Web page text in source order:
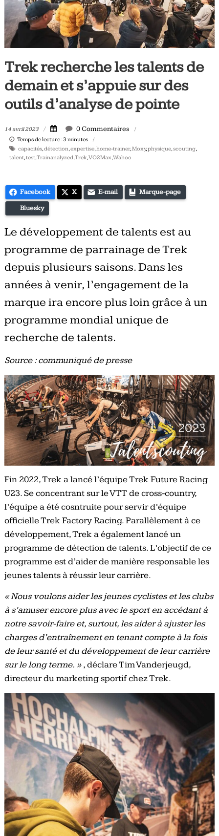
Tous
les
jours,
votre
vélo
et
triathlon
Trek recherche les talents de
demain et s’appuie sur des
outils d’analyse de pointe
14 avril 2023 0 Commentaires
Temps de lecture :3 minutes
capacités,détection,expertise,home-trainer,Moxy,physique,scouting,
talent,test,Trainanalyzed,Trek,VO2Max,Wahoo
Facebook X E-mail Marque-page
Bluesky
Le développement de talents est au
programme de parrainage de Trek
depuis plusieurs saisons. Dans les
années à venir, l’engagement de la
marque ira encore plus loin grâce à un
programme mondial unique de
recherche de talents.
Source : communiqué de presse
Fin 2022, Trek a lancé l’équipe Trek Future Racing
U23. Se concentrant sur le VTT de cross-country,
l’équipe a été cosntruite pour servir d’équipe
officielle Trek Factory Racing. Parallèlement à ce
développement, Trek a également lancé un
programme de détection de talents. L’objectif de ce
programme est d’aider de manière responsable les
jeunes talents à réussir leur carrière.
« Nous voulons aider les jeunes cyclistes et les clubs
à s’amuser encore plus avec le sport en accédant à
notre savoir-faire et, surtout, les aider à ajuster les
charges d’entraînement en tenant compte à la fois
de leur santé et du développement de leur carrière
sur le long terme. », déclare Tim Vanderjeugd,
directeur du marketing sportif chez Trek.